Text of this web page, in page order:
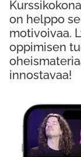
on helppo
motivoivaa.
oppimisen
innostavaa!